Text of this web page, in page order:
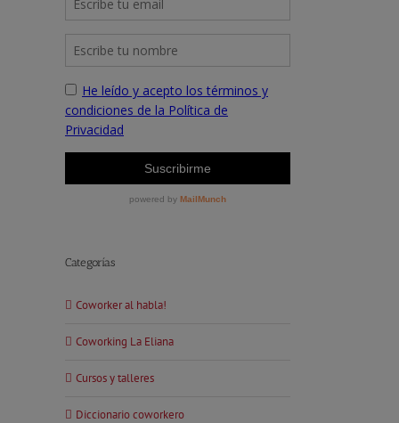
Categorías
Coworker al habla!
Coworking La Eliana
Cursos y talleres
Diccionario coworkero